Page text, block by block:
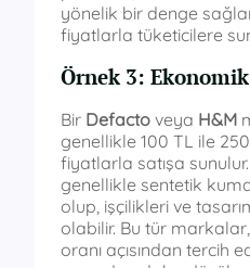
yönelik bir denge
fiyatlarla tüketicilere
Örnek 3:
Bir Defacto veya H&M
genellikle 100 TL ile
fiyatlarla satışa
genellikle sentetik
olup, işçilikleri ve
olabilir. Bu tür
oranı açısından tercih